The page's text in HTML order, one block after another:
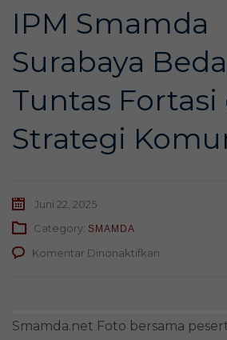
IPM Smamda
Surabaya
Tuntas Fortasi
Strategi
Juni 22, 2025
Category: SMAMDA
Komentar Dinonaktifkan
Tuntas
Smamda.net Foto bersama